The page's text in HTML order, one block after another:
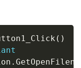
( )
.
Copy